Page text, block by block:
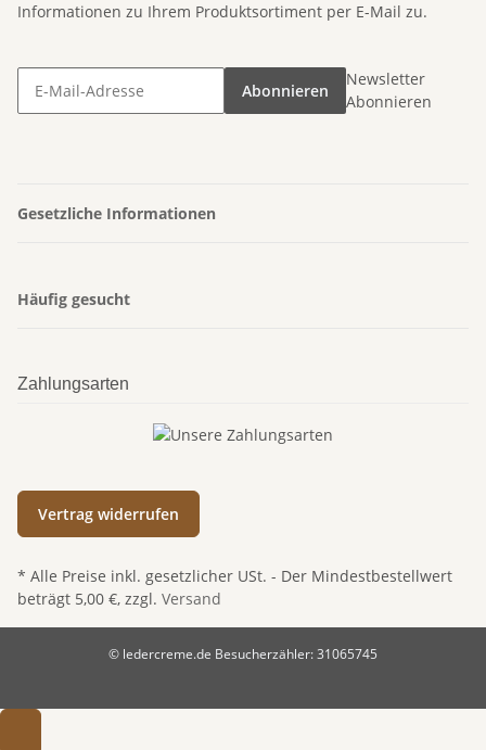
Informationen zu Ihrem Produktsortiment per E-Mail zu.
Abonnieren
Newsletter
Abonnieren
Gesetzliche Informationen
Häufig gesucht
Zahlungsarten
Vertrag widerrufen
* Alle Preise inkl. gesetzlicher USt. - Der Mindestbestellwert
beträgt 5,00 €, zzgl. Versand
© ledercreme.de Besucherzähler: 31065745